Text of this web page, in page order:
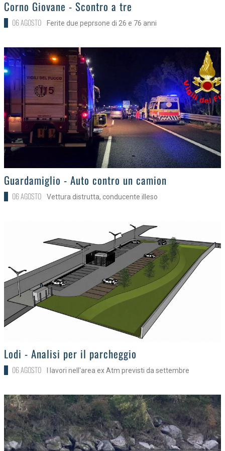
Corno Giovane - Scontro a tre
06 AGOSTO Ferite due peprsone di 26 e 76 anni
>
Guardamiglio - Auto contro un camion
06 AGOSTO Vettura distrutta, conducente illeso
>Lodi - Analisi per il parcheggio
06 AGOSTO I lavori nell'area ex Atm previsti da settembre